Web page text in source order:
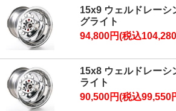
15x9 ウェルドレー
グライト
94,800円(税込
15x8 ウェルドレーシ
ライト
90,500円(税込99,550